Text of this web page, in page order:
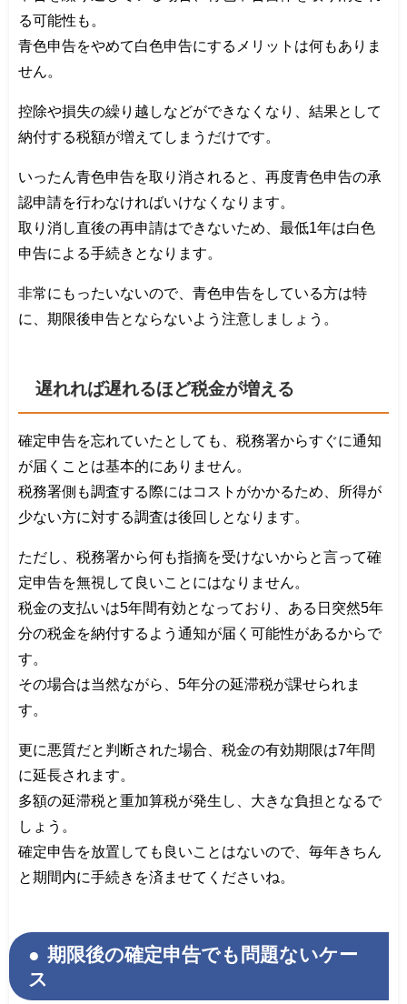
る可能性も。
青色申告をやめて白色申告にするメリットは何もありま
せん。
控除や損失の繰り越しなどができなくなり、結果として
納付する税額が増えてしまうだけです。
いったん青色申告を取り消されると、再度青色申告の承
認申請を行わなければいけなくなります。
取り消し直後の再申請はできないため、最低1年は白色
申告による手続きとなります。
非常にもったいないので、青色申告をしている方は特
に、期限後申告とならないよう注意しましょう。
遅れれば遅れるほど税金が増える
確定申告を忘れていたとしても、税務署からすぐに通知
が届くことは基本的にありません。
税務署側も調査する際にはコストがかかるため、所得が
少ない方に対する調査は後回しとなります。
ただし、税務署から何も指摘を受けないからと言って確
定申告を無視して良いことにはなりません。
税金の支払いは5年間有効となっており、ある日突然5年
分の税金を納付するよう通知が届く可能性があるからで
す。
その場合は当然ながら、5年分の延滞税が課せられま
す。
更に悪質だと判断された場合、税金の有効期限は7年間
に延長されます。
多額の延滞税と重加算税が発生し、大きな負担となるで
しょう。
確定申告を放置しても良いことはないので、毎年きちん
と期間内に手続きを済ませてくださいね。
期限後の確定申告でも問題ないケー
ス